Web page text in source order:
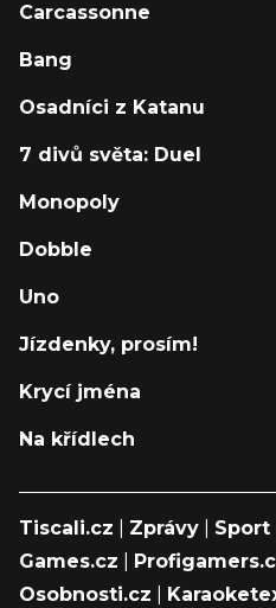
Carcassonne
Bang
Osadníci z Katanu
7 divů světa: Duel
Monopoly
Dobble
Uno
Jízdenky, prosím!
Krycí jména
Na křídlech
Tiscali.cz Zprávy Sport
Games.cz
Osobnosti.cz